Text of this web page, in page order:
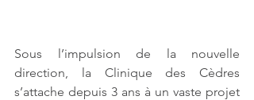
Sous l’impulsion de la nouvelle
direction, la Clinique des Cèdres
s’attache depuis 3 ans à un vaste projet